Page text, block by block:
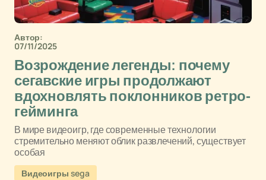
Автор:
07/11/2025
Возрождение легенды: почему
сегавские игры продолжают
вдохновлять поклонников ретро-
гейминга
В мире видеоигр, где современные технологии
стремительно меняют облик развлечений, существует
особая
Видеоигры sega